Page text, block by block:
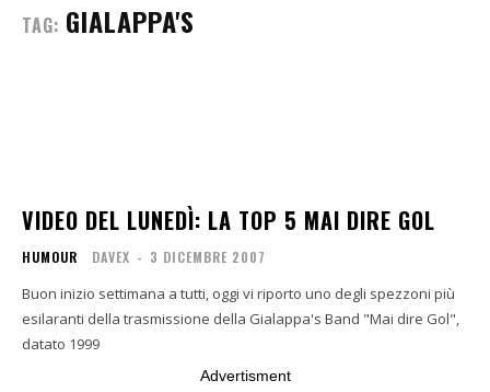
TAG: GIALAPPA'S
VIDEO DEL LUNEDÌ: LA TOP 5 MAI DIRE GOL
HUMOUR DAVEX - 3 DICEMBRE 2007
Buon inizio settimana a tutti, oggi vi riporto uno degli spezzoni più
esilaranti della trasmissione della Gialappa's Band "Mai dire Gol",
datato 1999
Advertisment